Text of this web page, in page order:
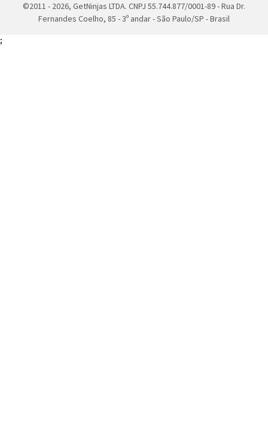
©2011 - 2026, GetNinjas LTDA. CNPJ 55.744.877/0001-89 - Rua Dr.
Fernandes Coelho, 85 - 3º andar - São Paulo/SP - Brasil
;